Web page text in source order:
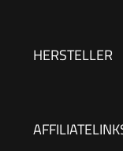
HERSTELLER